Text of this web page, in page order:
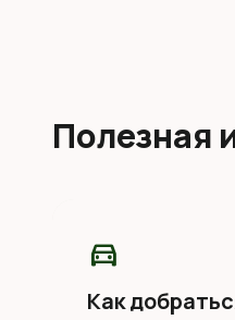
Полезная
directions_car
Как